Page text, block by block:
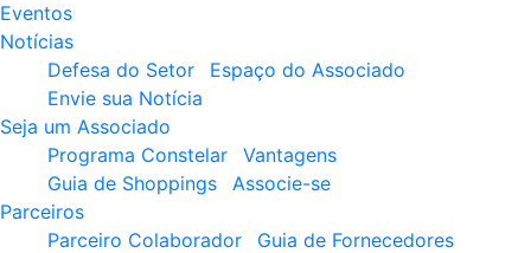
Eventos
Notícias
Defesa do Setor
Espaço do Associado
Envie sua Notícia
Seja um Associado
Programa Constelar
Vantagens
Guia de Shoppings
Associe-se
Parceiros
Parceiro Colaborador
Guia de Fornecedores